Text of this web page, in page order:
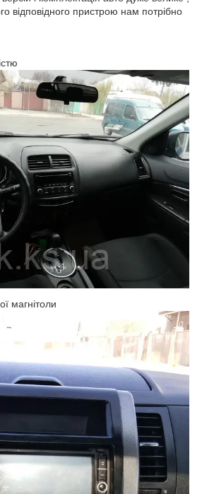
відповідного пристрою нам потрібно
магнітоли